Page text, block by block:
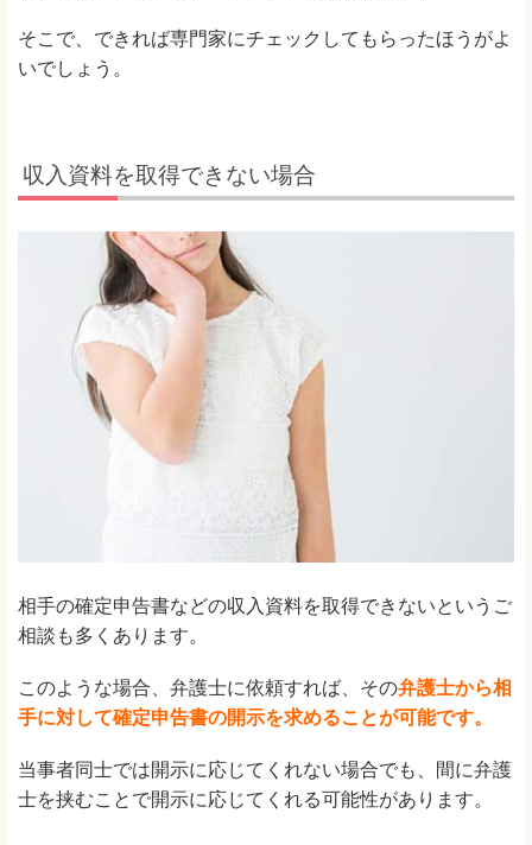
そこで、できれば専門家にチェックしてもらったほうがよ
いでしょう。
収入資料を取得できない場合
相手の確定申告書などの収入資料を取得できないというご
相談も多くあります。
このような場合、弁護士に依頼すれば、その弁護士から相
手に対して確定申告書の開示を求めることが可能です。
当事者同士では開示に応じてくれない場合でも、間に弁護
士を挟むことで開示に応じてくれる可能性があります。